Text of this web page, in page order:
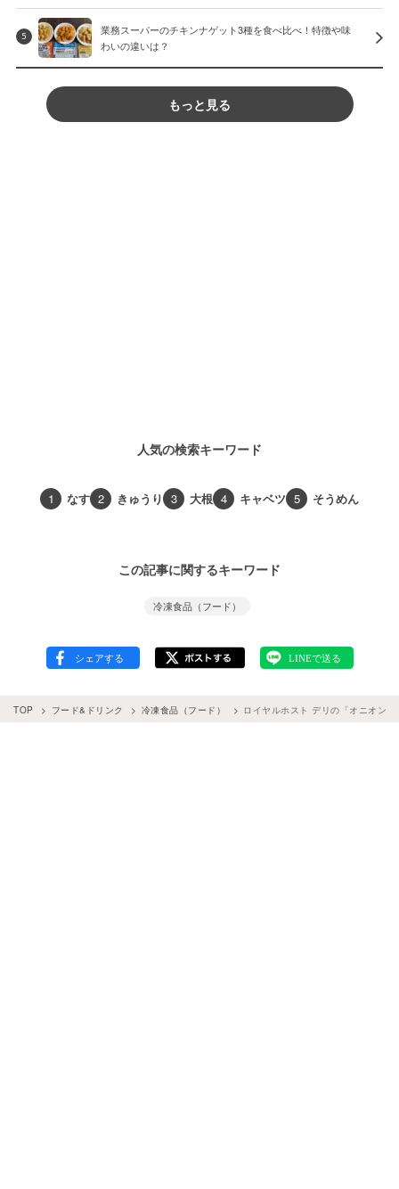
5
業務スーパーのチキンナゲット3種を食べ比べ！特徴や味
わいの違いは？
もっと見る
人気の検索キーワード
1 なす 2 きゅうり 3 大根 4 キャベツ 5 そうめん
この記事に関するキーワード
冷凍食品（フード）
TOP フード&ドリンク 冷凍食品（フード） ロイヤルホスト デリの「オニオン